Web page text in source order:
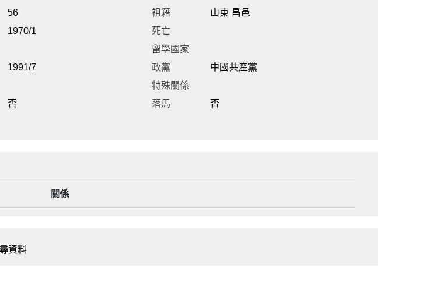
56 祖籍
山東 昌邑
1970/1
死亡
留學國家
1991/7 政黨
中國共產黨
特殊關係
否 落馬
否
關係
資料